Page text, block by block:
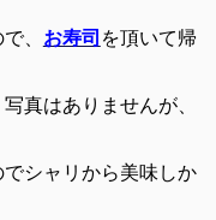
、 お寿司 を頂いて帰
真はありませんが、
シャリから美味しか